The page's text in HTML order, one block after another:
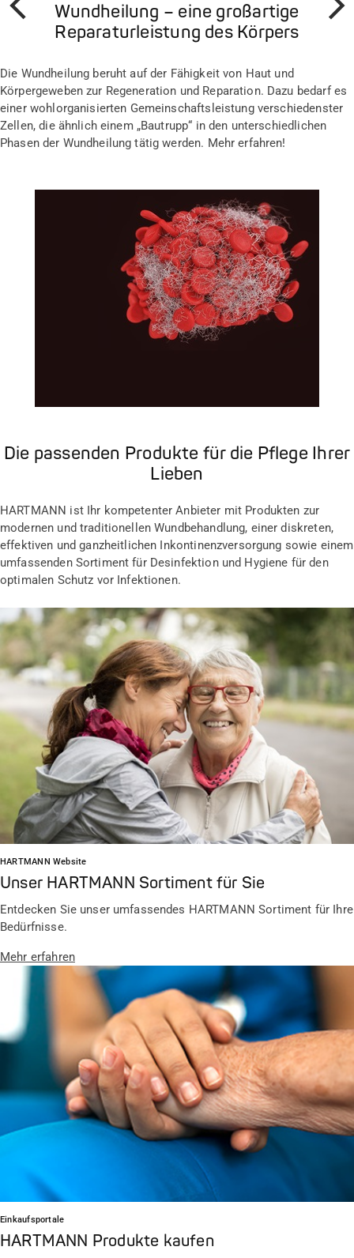
Prev Weiter
Wundheilung – eine großartige
Reparaturleistung des Körpers
Die Wundheilung beruht auf der Fähigkeit von Haut und
Körpergeweben zur Regeneration und Reparation. Dazu bedarf es
einer wohlorganisierten Gemeinschaftsleistung verschiedenster
Zellen, die ähnlich einem „Bautrupp“ in den unterschiedlichen
Phasen der Wundheilung tätig werden. Mehr erfahren!
Die passenden Produkte für die Pflege Ihrer
Lieben
HARTMANN ist Ihr kompetenter Anbieter mit Produkten zur
modernen und traditionellen Wundbehandlung, einer diskreten,
effektiven und ganzheitlichen Inkontinenzversorgung sowie einem
umfassenden Sortiment für Desinfektion und Hygiene für den
optimalen Schutz vor Infektionen.
HARTMANN Website
Unser HARTMANN Sortiment für Sie
Entdecken Sie unser umfassendes HARTMANN Sortiment für Ihre
Bedürfnisse.
Mehr erfahren
Einkaufsportale
HARTMANN Produkte kaufen